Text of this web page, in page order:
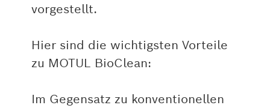
vorgestellt.
Hier sind die wichtigsten Vorteile
zu MOTUL BioClean:
Im Gegensatz zu konventionellen